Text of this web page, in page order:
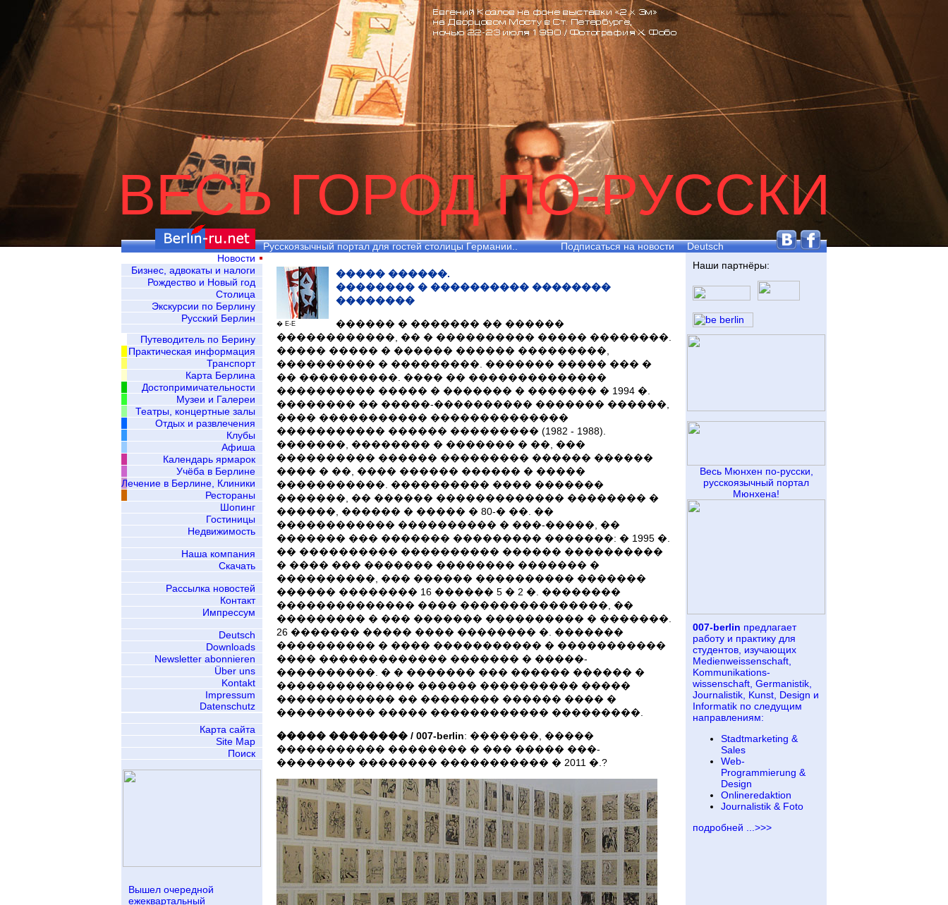
Русскоязычный портал для гостей столицы Германии.. Подписаться на новости Deutsch
ВЕСЬ ГОРОД ПО-РУССКИ
Новости
Бизнес, адвокаты и налоги
Рождество и Новый год
Столица
Экскурсии по Берлину
Русский Берлин
Путеводитель по Берину
Практическая информация
Транспорт
Карта Берлина
Достопримичательности
Музеи и Галереи
Театры, концертные залы
Отдых и развлечения
Клубы
Афиша
Календарь ярмарок
Учёба в Берлине
Лечение в Берлине, Клиники
Рестораны
Шопинг
Гостиницы
Недвижимость
Наша компания
Скачать
Рассылка новостей
Контакт
Импрессум
Deutsch
Downloads
Newsletter abonnieren
Über uns
Kontakt
Impressum
Datenschutz
Карта сайта
Site Map
Поиск
Вышел очередной
ежеквартальный
� E-E
����� ������.
�������� � ���������� ��������
��������
������ � ������� �� ������
������������, �� � ���������� ����� ��������.
����� ����� � ������ ������ ���������,
���������� � ���������. ������� ����� ��� �
�� ����������. ���� �� ��������������
���������� ����� � ������� � ������� � 1994 �.
�������� �� �����-���������� ������� ������,
���� ����������� ��������������
����������� ������ ��������� (1982 - 1988).
�������, �������� � ������� � ��, ���
���������� ������ ��������� ������ ������
���� � ��, ���� ������ ������ � �����
�����������. ���������� ���� �������
�������, �� ������ ������������� �������� �
������, ������ � ����� � 80-� ��. ��
������������ ���������� � ���-�����, ��
������� ��� ������� ��������� �������: � 1995 �.
�� ���������� ���������� ������ ����������
� ���� ��� ������� �������� ������� �
����������, ��� ������ ���������� �������
������ �������� 16 ������ 5 � 2 �. ��������
�������������� ���� ���������������, ��
��������� � ��� ������� ���������� � �������.
26 ������� ����� ���� �������� �. �������
���������� � ���� ����������� � �����������
���� ������������� ������� � �����-
����������. � � ������� ��� ������ ������ �
�������������� ������ ���������� �����
������������ �� �������� ������ ���� �
���������� ����� ������������ ���������.
����� �������� / 007-berlin: �������, �����
����������� �������� � ��� ����� ���-
�������� �������� ����������� � 2011 �.?
Наши партнёры:
Весь Мюнхен по-русски,
русскоязычный портал
Мюнхена!
007-berlin предлагает
работу и практику для
студентов, изучающих
Medienweissenschaft,
Kommunikations-
wissenschaft, Germanistik,
Journalistik, Kunst, Design и
Informatik по следущим
направлениям:
Stadtmarketing &
Sales
Web-
Programmierung &
Design
Onlineredaktion
Journalistik & Foto
подробней ...>>>